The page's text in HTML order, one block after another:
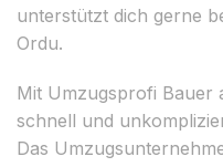
unterstützt dich gerne
Ordu.
Mit Umzugsprofi Bauer
schnell und
Das